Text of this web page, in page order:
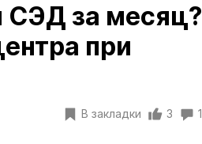
СЭД за месяц?
при
В закладки 3 1